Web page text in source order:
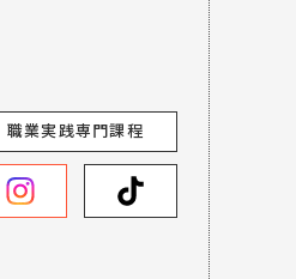
職業実践専門課程